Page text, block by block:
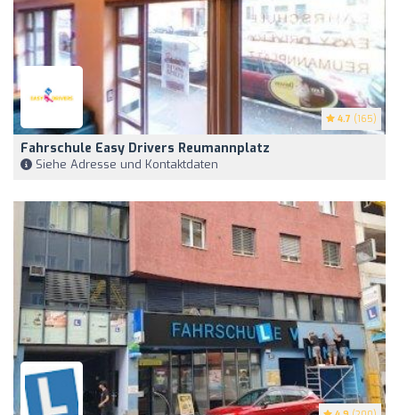
4.7 (165)
Fahrschule Easy Drivers Reumannplatz
Siehe Adresse und Kontaktdaten